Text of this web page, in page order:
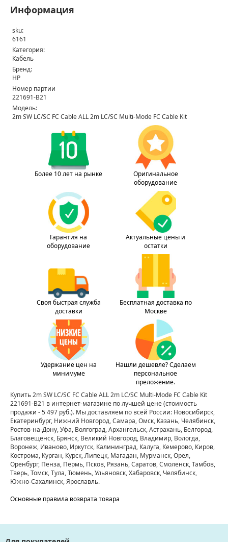
Информация
sku:
6161
Категория:
Кабель
Бренд:
HP
Номер партии
221691-B21
Модель:
2m SW LC/SC FC Cable ALL 2m LC/SC Multi-Mode FC Cable Kit
Более 10 лет на рынке
Оригинальное
оборудование
Гарантия на
оборудование
Актуальные цены и
остатки
Своя быстрая служба
доставки
Бесплатная доставка по
Москве
Удержание цен на
минимуме
Нашли дешевле? Сделаем
персональное
преложение.
Купить 2m SW LC/SC FC Cable ALL 2m LC/SC Multi-Mode FC Cable Kit
221691-B21 в интернет-магазине по лучшей цене(стоимость
продажи - 5 497 руб.). Мы доставляем по всей России: Новосибирск,
Екатеринбург, Нижний Новгород, Самара, Омск, Казань, Челябинск,
Ростов-на-Дону, Уфа, Волгоград, Архангельск, Астрахань, Белгород,
Благовещенск, Брянск, Великий Новгород, Владимир, Вологда,
Воронеж, Иваново, Иркутск, Калининград, Калуга, Кемерово, Киров,
Кострома, Курган, Курск, Липецк, Магадан, Мурманск, Орел,
Оренбург, Пенза, Пермь, Псков, Рязань, Саратов, Смоленск, Тамбов,
Тверь, Томск, Тула, Тюмень, Ульяновск, Хабаровск, Челябинск,
Южно-Сахалинск, Ярославль.
Основные правила возврата товара